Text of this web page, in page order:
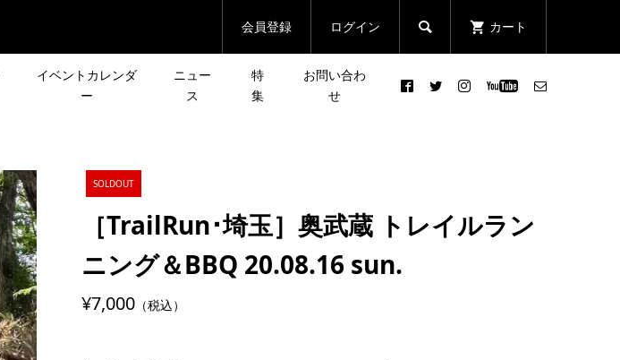
会員登録 ログイン  カート
イベントカレンダ
ー
ニュー
ス
特
集
お問い合わ
せ
RINCON 4が誕生！ランニン
2024.07.19 2022.06.24
報
［夏のシリーズ企画］
OUTDOOR DAY
KAMAKURA
スト登山」
皆さんの声で行き先が決まる
SOLDOUT
［TrailRun･埼玉］奥武蔵 トレイルラン
ニング＆BBQ 20.08.16 sun.
¥7,000 （税込）